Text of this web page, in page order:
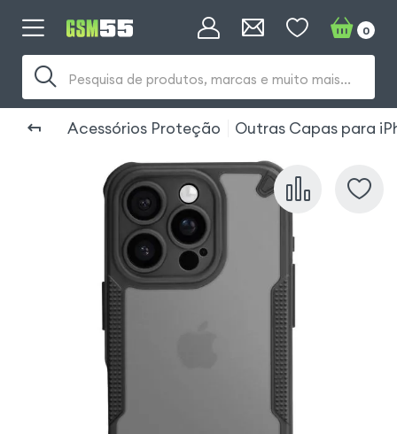
Pesquisa de produtos, marcas e muito mais...
0
Acessórios Proteção Outras Capas para